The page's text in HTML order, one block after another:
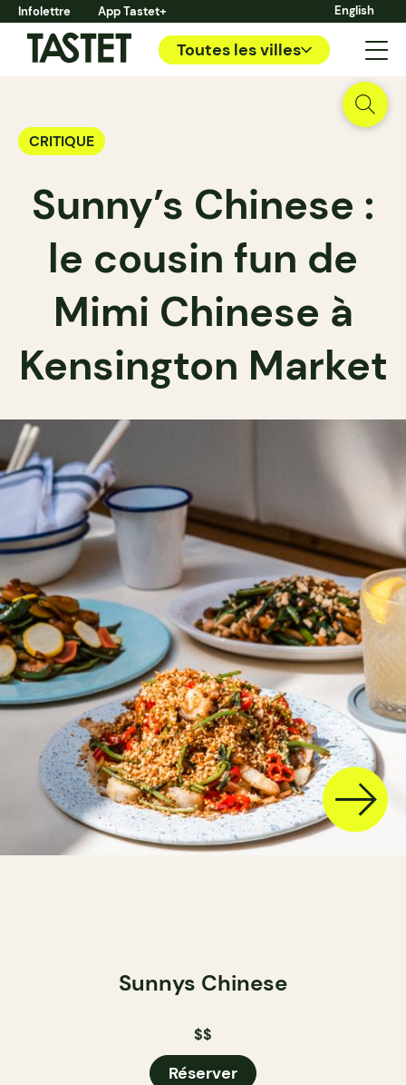
Infolettre App Tastet+ English
Toutes les villes
CRITIQUE
Sunny’s Chinese :
le cousin fun de
Mimi Chinese à
Kensington Market
Sunnys Chinese
$$
Réserver